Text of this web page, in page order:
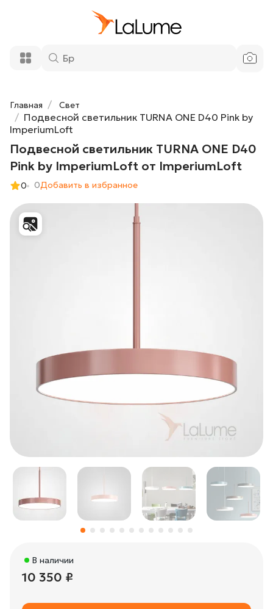
Главная Свет
Подвесной светильник TURNA ONE D40 Pink by
ImperiumLoft
Подвесной светильник TURNA ONE D40
Pink by ImperiumLoft от ImperiumLoft
0 0Добавить в избранное
В наличии
10 350 ₽
D40 Pink by ImperiumLoft от
ImperiumLoft